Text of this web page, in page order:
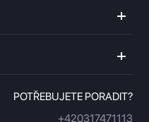
POTŘEBUJETE PORADIT?
+420317471113